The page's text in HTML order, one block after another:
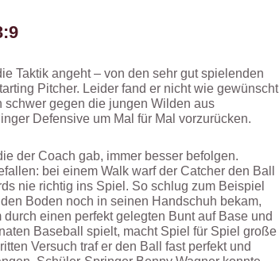
Taktik angeht – von den sehr gut spielenden
Pitcher. Leider fand er nicht wie gewünscht
schwer gegen die jungen Wilden aus
Defensive um Mal für Mal vorzurücken.
der Coach gab, immer besser befolgen.
bei einem Walk warf der Catcher den Ball
nie richtig ins Spiel. So schlug zum Beispiel
Boden noch in seinen Handschuh bekam,
einen perfekt gelegten Bunt auf Base und
Baseball spielt, macht Spiel für Spiel große
Versuch traf er den Ball fast perfekt und